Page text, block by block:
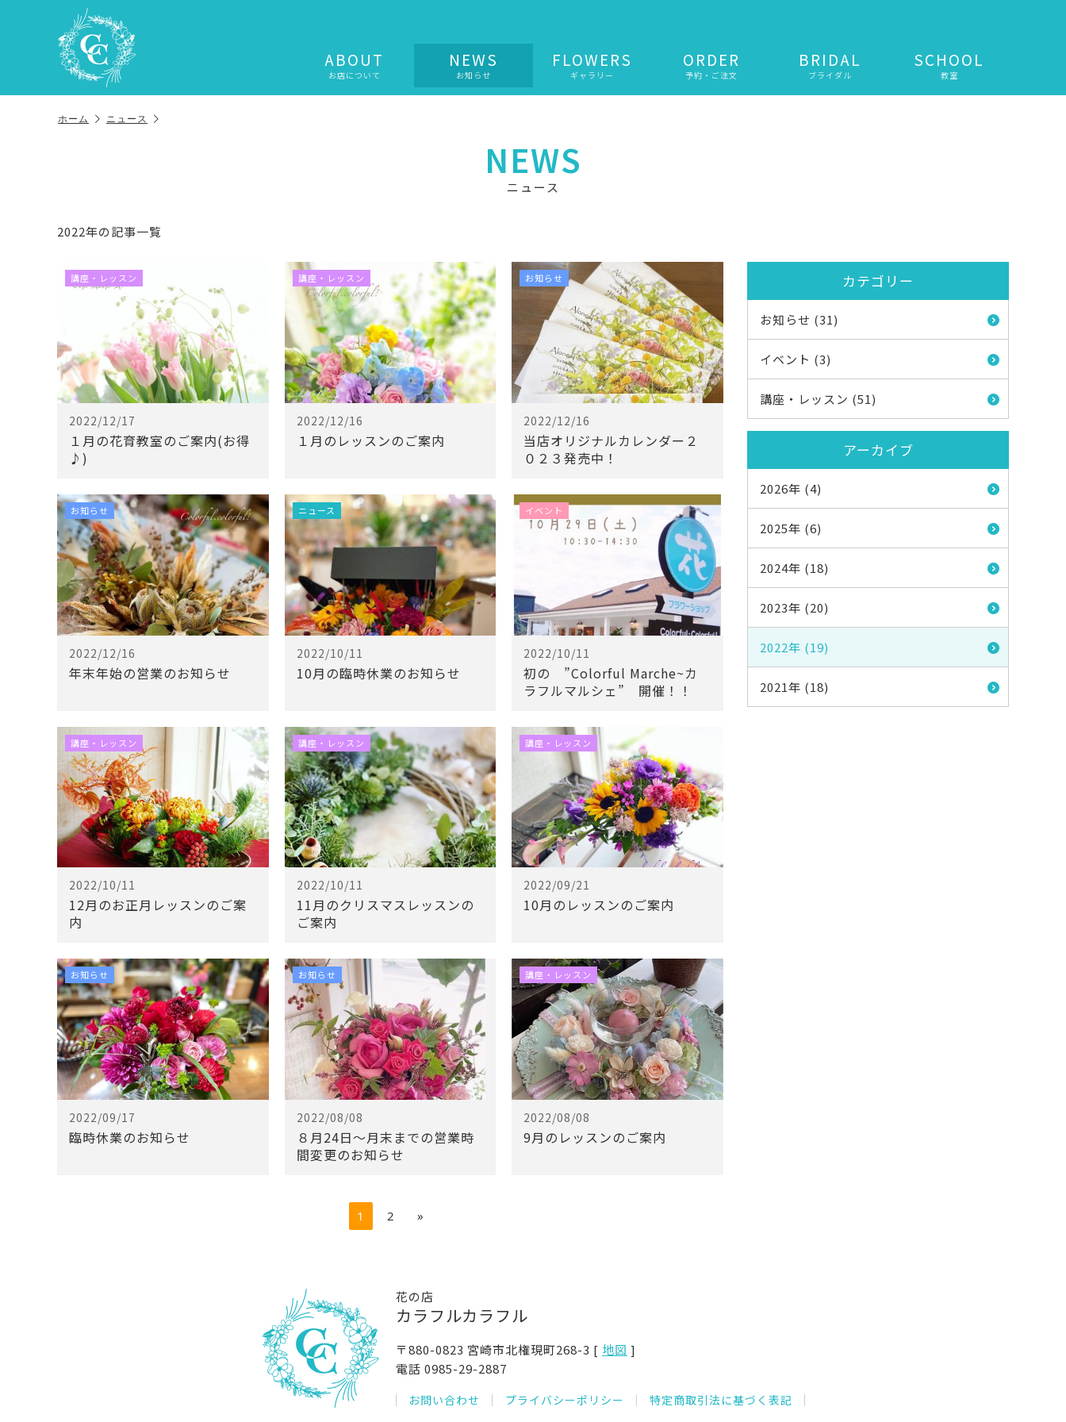
ABOUT
お店について
NEWS
お知らせ
FLOWERS
ギャラリー
ORDER
予約・ご注文
BRIDAL
ブライダル
SCHOOL
教室
ホーム ニュース
NEWS
ニュース
2022年の記事一覧
2022/12/17
１月の花育教室のご案内(お得
♪)
講座・レッスン
2022/12/16
１月のレッスンのご案内
講座・レッスン
2022/12/16
当店オリジナルカレンダー２
０２３発売中！
お知らせ
2022/12/16
年末年始の営業のお知らせ
お知らせ
2022/10/11
10月の臨時休業のお知らせ
ニュース
2022/10/11
初の ”Colorful Marche~カ
ラフルマルシェ” 開催！！
イベント
2022/10/11
12月のお正月レッスンのご案
内
講座・レッスン
2022/10/11
11月のクリスマスレッスンの
ご案内
講座・レッスン
2022/09/21
10月のレッスンのご案内
講座・レッスン
2022/09/17
臨時休業のお知らせ
お知らせ
2022/08/08
８月24日～月末までの営業時
間変更のお知らせ
お知らせ
2022/08/08
9月のレッスンのご案内
講座・レッスン
1 2 »
カテゴリー
お知らせ (31)
イベント (3)
講座・レッスン (51)
アーカイブ
2026年 (4)
2025年 (6)
2024年 (18)
2023年 (20)
2022年 (19)
2021年 (18)
花の店
カラフルカラフル
〒880-0823 宮崎市北権現町268-3 [ 地図 ]
電話 0985-29-2887
お問い合わせ プライバシーポリシー 特定商取引法に基づく表記